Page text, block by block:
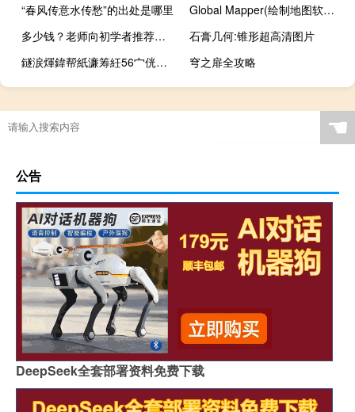
“春风传意水传愁”的出处是哪里
Global Mapper(绘制地图软件) V16.2 官方最新版（Global Mapper(绘制地图软件) V16.2 官方最新版功能简介）
多少钱？老师向初学者推荐了一套素描集！
石膏几何:锥形超高清图片
鐩涙煇鍏帮紙濂筹紝56宀侊級锛岃琛屾斂澶勭綒锛?, 到底什么情况嘞
穹之扉全攻略
☚
公告
DeepSeek全套部署资料免费下载